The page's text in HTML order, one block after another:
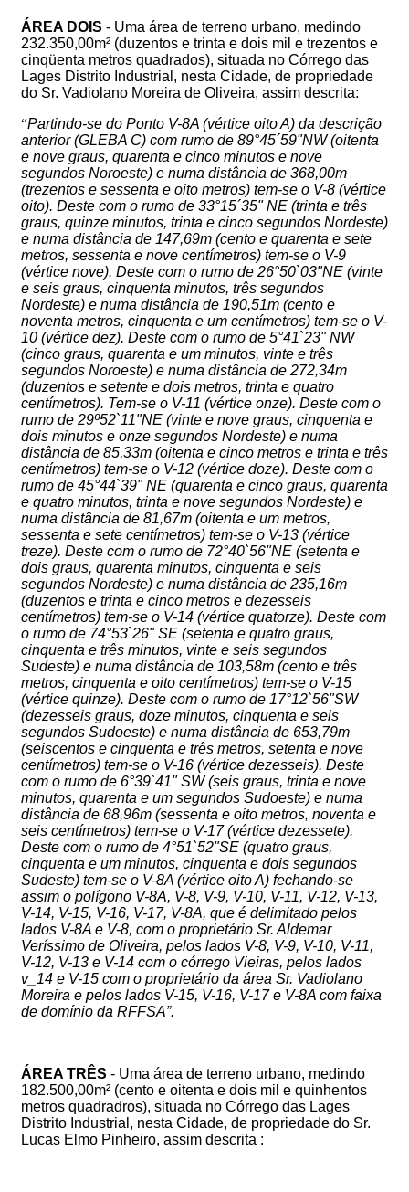
ÁREA DOIS - Uma área de terreno urbano, medindo
232.350,00m² (duzentos e trinta e dois mil e trezentos e
cinqüenta metros quadrados), situada no Córrego das
Lages Distrito Industrial, nesta Cidade, de propriedade
do Sr. Vadiolano Moreira de Oliveira, assim descrita:
“Partindo-se do Ponto V-8A (vértice oito A) da descrição
anterior (GLEBA C) com rumo de 89°45´59"NW (oitenta
e nove graus, quarenta e cinco minutos e nove
segundos Noroeste) e numa distância de 368,00m
(trezentos e sessenta e oito metros) tem-se o V-8 (vértice
oito). Deste com o rumo de 33°15´35" NE (trinta e três
graus, quinze minutos, trinta e cinco segundos Nordeste)
e numa distância de 147,69m (cento e quarenta e sete
metros, sessenta e nove centímetros) tem-se o V-9
(vértice nove). Deste com o rumo de 26°50`03"NE (vinte
e seis graus, cinquenta minutos, três segundos
Nordeste) e numa distância de 190,51m (cento e
noventa metros, cinquenta e um centímetros) tem-se o V-
10 (vértice dez). Deste com o rumo de 5°41`23" NW
(cinco graus, quarenta e um minutos, vinte e três
segundos Noroeste) e numa distância de 272,34m
(duzentos e setente e dois metros, trinta e quatro
centímetros). Tem-se o V-11 (vértice onze). Deste com o
rumo de 29º52`11"NE (vinte e nove graus, cinquenta e
dois minutos e onze segundos Nordeste) e numa
distância de 85,33m (oitenta e cinco metros e trinta e três
centímetros) tem-se o V-12 (vértice doze). Deste com o
rumo de 45°44`39" NE (quarenta e cinco graus, quarenta
e quatro minutos, trinta e nove segundos Nordeste) e
numa distância de 81,67m (oitenta e um metros,
sessenta e sete centímetros) tem-se o V-13 (vértice
treze). Deste com o rumo de 72°40`56"NE (setenta e
dois graus, quarenta minutos, cinquenta e seis
segundos Nordeste) e numa distância de 235,16m
(duzentos e trinta e cinco metros e dezesseis
centímetros) tem-se o V-14 (vértice quatorze). Deste com
o rumo de 74°53`26" SE (setenta e quatro graus,
cinquenta e três minutos, vinte e seis segundos
Sudeste) e numa distância de 103,58m (cento e três
metros, cinquenta e oito centímetros) tem-se o V-15
(vértice quinze). Deste com o rumo de 17°12`56"SW
(dezesseis graus, doze minutos, cinquenta e seis
segundos Sudoeste) e numa distância de 653,79m
(seiscentos e cinquenta e três metros, setenta e nove
centímetros) tem-se o V-16 (vértice dezesseis). Deste
com o rumo de 6°39`41" SW (seis graus, trinta e nove
minutos, quarenta e um segundos Sudoeste) e numa
distância de 68,96m (sessenta e oito metros, noventa e
seis centímetros) tem-se o V-17 (vértice dezessete).
Deste com o rumo de 4°51`52"SE (quatro graus,
cinquenta e um minutos, cinquenta e dois segundos
Sudeste) tem-se o V-8A (vértice oito A) fechando-se
assim o polígono V-8A, V-8, V-9, V-10, V-11, V-12, V-13,
V-14, V-15, V-16, V-17, V-8A, que é delimitado pelos
lados V-8A e V-8, com o proprietário Sr. Aldemar
Veríssimo de Oliveira, pelos lados V-8, V-9, V-10, V-11,
V-12, V-13 e V-14 com o córrego Vieiras, pelos lados
v_14 e V-15 com o proprietário da área Sr. Vadiolano
Moreira e pelos lados V-15, V-16, V-17 e V-8A com faixa
de domínio da RFFSA”.
ÁREA TRÊS - Uma área de terreno urbano, medindo
182.500,00m² (cento e oitenta e dois mil e quinhentos
metros quadradros), situada no Córrego das Lages
Distrito Industrial, nesta Cidade, de propriedade do Sr.
Lucas Elmo Pinheiro, assim descrita :